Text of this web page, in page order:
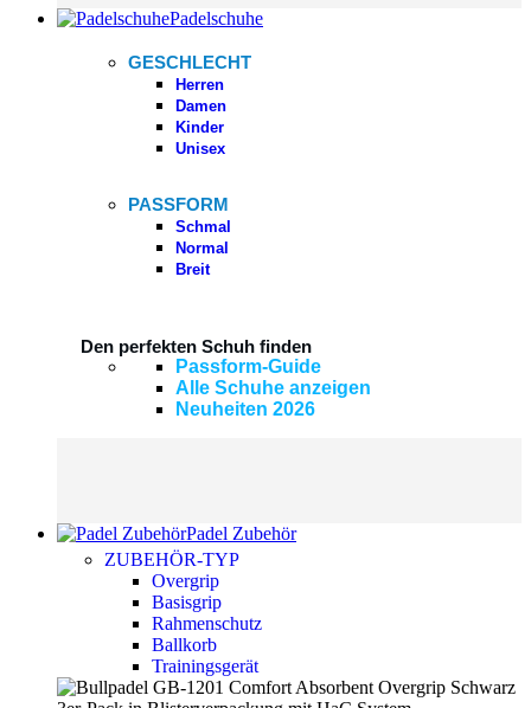
Padelschuhe
GESCHLECHT
Herren
Damen
Kinder
Unisex
PASSFORM
Schmal
Normal
Breit
Den perfekten Schuh finden
Passform-Guide
Alle Schuhe anzeigen
Neuheiten 2026
Padel Zubehör
ZUBEHÖR-TYP
Overgrip
Basisgrip
Rahmenschutz
Ballkorb
Trainingsgerät